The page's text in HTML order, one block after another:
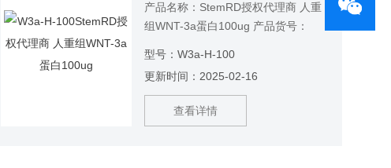
产品名称：StemRD授权代理商 人重
组WNT-3a蛋白100ug 产品货号：
型号：W3a-H-100
更新时间：2025-02-16
查看详情